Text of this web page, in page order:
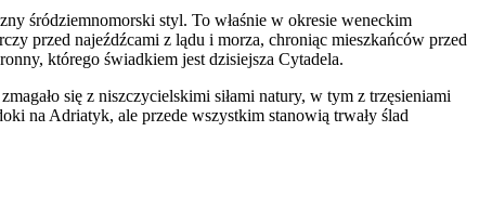
śródziemnomorski styl. To właśnie w okresie weneckim
przed najeźdźcami z lądu i morza, chroniąc mieszkańców przed
którego świadkiem jest dzisiejsza Cytadela.
się z niszczycielskimi siłami natury, w tym z trzęsieniami
na Adriatyk, ale przede wszystkim stanowią trwały ślad